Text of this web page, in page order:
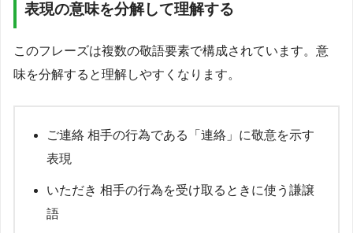
表現の意味を分解して理解する
このフレーズは複数の敬語要素で構成されています。意
味を分解すると理解しやすくなります。
ご連絡 相手の行為である「連絡」に敬意を示す
表現
いただき 相手の行為を受け取るときに使う謙譲
語